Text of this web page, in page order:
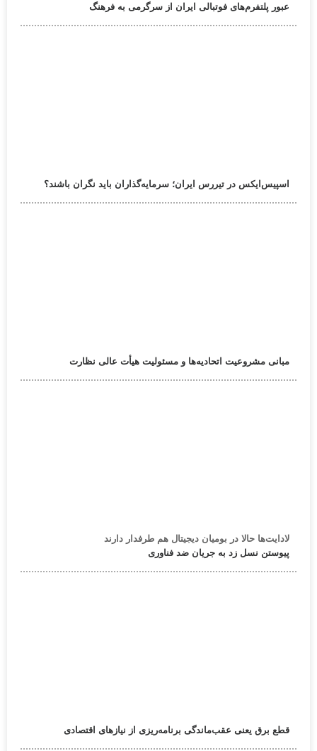
عبور پلتفرم‌های فوتبالی ایران از سرگرمی به فرهنگ
اسپیس‌ایکس در تیررس ایران؛ سرمایه‌گذاران باید نگران باشند؟
مبانی مشروعیت اتحادیه‌ها و مسئولیت هیأت عالی نظارت
لادایت‌ها حالا در بومیان دیجیتال هم طرفدار دارند
پیوستن نسل زد به جریان ضد فناوری
قطع برق یعنی عقب‌ماندگی برنامه‌ریزی از نیازهای اقتصادی